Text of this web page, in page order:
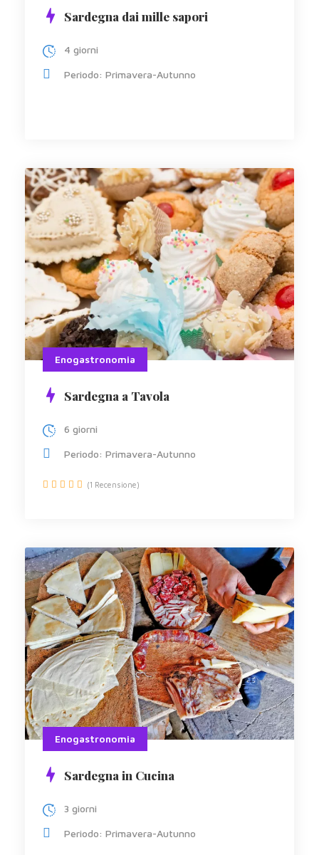
Sardegna dai mille sapori
4 giorni
Periodo: Primavera-Autunno
Enogastronomia
Sardegna a Tavola
6 giorni
Periodo: Primavera-Autunno
(1 Recensione)
Enogastronomia
Sardegna in Cucina
3 giorni
Periodo: Primavera-Autunno